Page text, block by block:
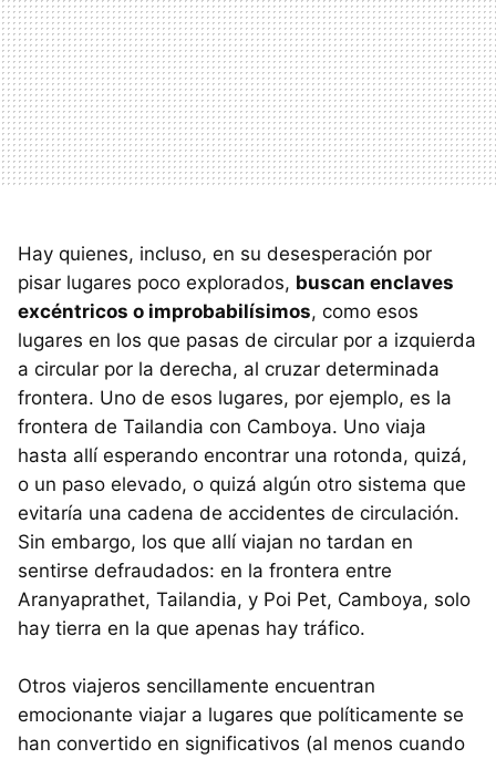
Hay quienes, incluso, en su desesperación por
pisar lugares poco explorados, buscan enclaves
excéntricos o improbabilísimos, como esos
lugares en los que pasas de circular por a izquierda
a circular por la derecha, al cruzar determinada
frontera. Uno de esos lugares, por ejemplo, es la
frontera de Tailandia con Camboya. Uno viaja
hasta allí esperando encontrar una rotonda, quizá,
o un paso elevado, o quizá algún otro sistema que
evitaría una cadena de accidentes de circulación.
Sin embargo, los que allí viajan no tardan en
sentirse defraudados: en la frontera entre
Aranyaprathet, Tailandia, y Poi Pet, Camboya, solo
hay tierra en la que apenas hay tráfico.
Otros viajeros sencillamente encuentran
emocionante viajar a lugares que políticamente se
han convertido en significativos (al menos cuando